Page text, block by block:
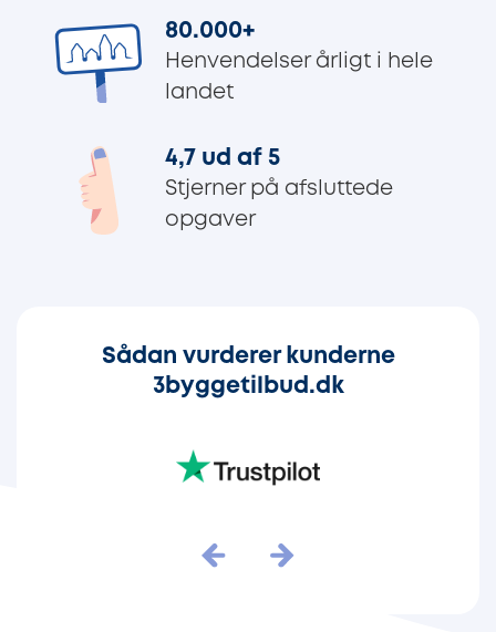
80.000+
Henvendelser årligt i hele
landet
4,7 ud af 5
Stjerner på afsluttede
opgaver
Sådan vurderer kunderne
3byggetilbud.dk